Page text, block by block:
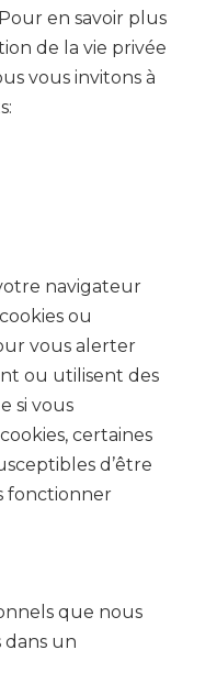
en savoir plus
de la vie privée
vous invitons à
navigateur
ou
vous alerter
ou utilisent des
si vous
certaines
d’être
fonctionner
que nous
dans un